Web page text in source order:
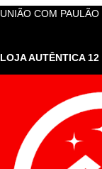
UNIÃO COM
LOJA AUTÊNTICA 12